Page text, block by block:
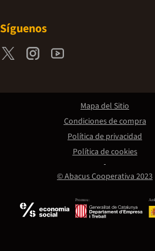
Síguenos
Promou:
© Abacus Cooperativa 2023
Mapa del Sitio
Condiciones de compra
Política de privacidad
Política de cookies